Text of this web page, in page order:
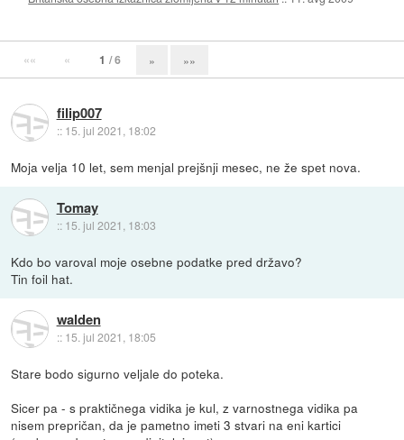
«« « 1 / 6 » »»
filip007
:: 15. jul 2021, 18:02
Moja velja 10 let, sem menjal prejšnji mesec, ne že spet nova.
Tomay
:: 15. jul 2021, 18:03
Kdo bo varoval moje osebne podatke pred državo?
Tin foil hat.
walden
:: 15. jul 2021, 18:05
Stare bodo sigurno veljale do poteka.
Sicer pa - s praktičnega vidika je kul, z varnostnega vidika pa
nisem prepričan, da je pametno imeti 3 stvari na eni kartici